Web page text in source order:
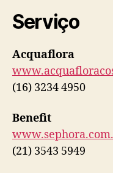
Serviço
Acquaflora
(16) 3234 4950
Benefit
(21) 3543 5949